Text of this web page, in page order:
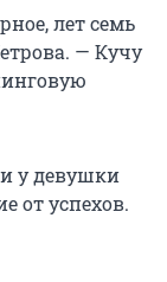
лет семь
— Кучу
у девушки
от успехов.